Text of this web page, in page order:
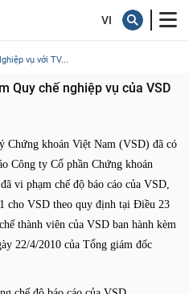
vụ với TV...
Quy chế nghiệp vụ của VSD
Chứng khoán Việt Nam (VSD) đã có
Công ty Cổ phần Chứng khoán
vi phạm chế độ báo cáo của VSD,
cho VSD theo quy định tại Điều 23
thành viên của VSD ban hành kèm
22/4/2010 của Tổng giám đốc